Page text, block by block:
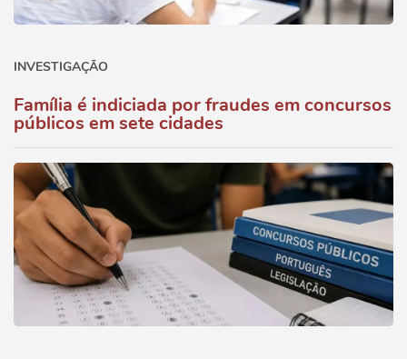
INVESTIGAÇÃO
Família é indiciada por fraudes em concursos
públicos em sete cidades